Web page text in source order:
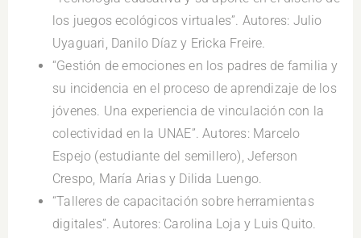
los juegos ecológicos virtuales”. Autores: Julio
Uyaguari, Danilo Díaz y Ericka Freire.
“Gestión de emociones en los padres de familia y
su incidencia en el proceso de aprendizaje de los
jóvenes. Una experiencia de vinculación con la
colectividad en la UNAE”. Autores: Marcelo
Espejo (estudiante del semillero), Jeferson
Crespo, María Arias y Dilida Luengo.
“Talleres de capacitación sobre herramientas
digitales”. Autores: Carolina Loja y Luis Quito.